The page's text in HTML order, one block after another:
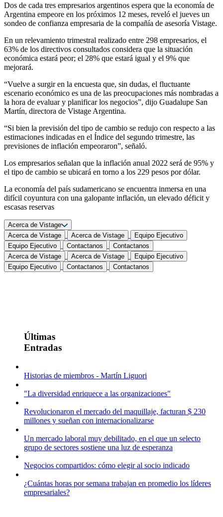
Dos de cada tres empresarios argentinos espera que la economía de
Argentina empeore en los próximos 12 meses, reveló el jueves un
sondeo de confianza empresaria de la compañía de asesoría Vistage.
En un relevamiento trimestral realizado entre 298 empresarios, el
63% de los directivos consultados considera que la situación
económica estará peor; el 28% que estará igual y el 9% que
mejorará.
“Vuelve a surgir en la encuesta que, sin dudas, el fluctuante
escenario económico es una de las preocupaciones más nombradas a
la hora de evaluar y planificar los negocios”, dijo Guadalupe San
Martín, directora de Vistage Argentina.
“Si bien la previsión del tipo de cambio se redujo con respecto a las
estimaciones indicadas en el Índice del segundo trimestre, las
previsiones de inflación empeoraron”, señaló.
Los empresarios señalan que la inflación anual 2022 será de 95% y
el tipo de cambio se ubicará en torno a los 229 pesos por dólar.
La economía del país sudamericano se encuentra inmersa en una
difícil coyuntura con una galopante inflación, un elevado déficit y
escasas reservas
Acerca de Vistage
Acerca de Vistage
Acerca de Vistage
Equipo Ejecutivo
Equipo Ejecutivo
Contactanos
Contactanos
Acerca de Vistage
Acerca de Vistage
Equipo Ejecutivo
Equipo Ejecutivo
Contactanos Contactanos
Últimas
Entradas
Historias de miembros - Martín Liguori
"La diversidad enriquece a las organizaciones"
Revolucionaron el mercado del maquillaje, facturan $ 230
millones y sueñan con internacionalizarse
Un mercado laboral muy debilitado, en el que un selecto
grupo de sectores sostiene una luz de esperanza
Negocios compartidos: cómo elegir al socio indicado
¿Cuántas horas por semana trabajan en promedio los líderes
empresariales?